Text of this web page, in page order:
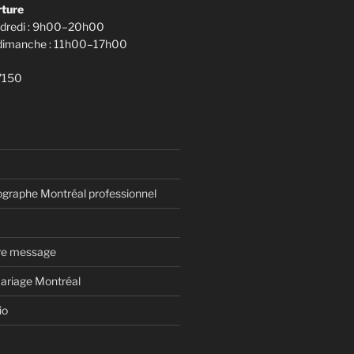
: 9h00–20h00
: 11h00–17h00
Montréal professionnel
message
Montréal